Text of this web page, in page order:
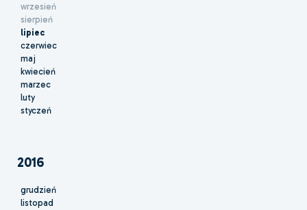
wrzesień
sierpień
lipiec
czerwiec
maj
kwiecień
marzec
luty
styczeń
2016
grudzień
listopad